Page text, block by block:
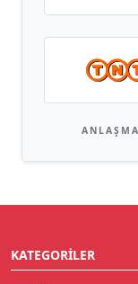
KATEGORILER